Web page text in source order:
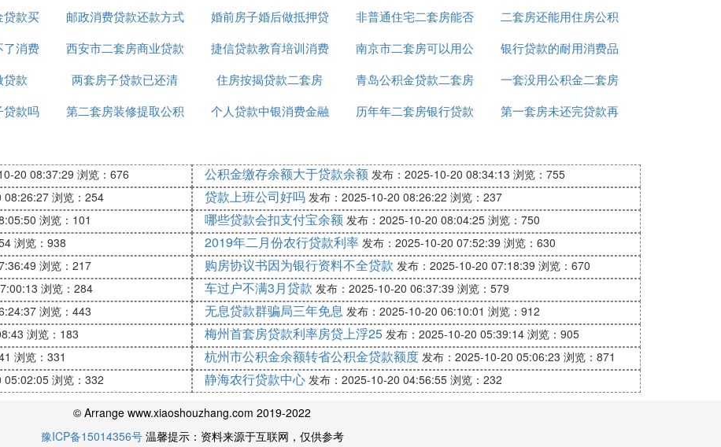
押权人;
银行执管;
齐全，具有较大的升值潜力。
金余额。
的评估价相比较，取两者中的低者。以住房抵押的二次贷款抵押率最高不超过70%;以商业用房抵押
确定，用于个人消费类贷款最长不超过5年，用于个人经营类贷款最长不超过3年，并且贷款到期日不
。外币贷款执行中国银行规定的同档次外汇贷款利率。贷款期限在一年以内的，遇法定利率调整，
遇法定利率调整，于次年1月1日开始执行新的利率。
首付
贷款
贷款买
邮政消费贷款还款方式
婚前房子婚后做抵押贷
款
非普通住宅二套房能否
公积金贷款
二套房还能用住房公积
金贷款
了消费
西安市二套房商业贷款
政策
捷信贷款教育培训消费
凭证怎么弄
南京市二套房可以用公
积金贷款吗
银行贷款的耐用消费品
贷款 两套房子贷款已还清 住房按揭贷款二套房
青岛公积金贷款二套房
首付多少
一套没用公积金二套房
公积金贷款
贷款吗
第二套房装修提取公积
个人贷款中银消费金融
历年年二套房银行贷款
第一套房未还完贷款再
20 08:37:29 浏览：676 公积金缴存余额大于贷款余额 发布：2025-10-20 08:34:13 浏览：755
08:26:27 浏览：254 贷款上班公司好吗 发布：2025-10-20 08:26:22 浏览：237
浏览：101 哪些贷款会扣支付宝余额 发布：2025-10-20 08:04:25 浏览：750
浏览：938 2019年二月份农行贷款利率 发布：2025-10-20 07:52:39 浏览：630
浏览：217 购房协议书因为银行资料不全贷款 发布：2025-10-20 07:18:39 浏览：670
浏览：284 车过户不满3月贷款 发布：2025-10-20 06:37:39 浏览：579
浏览：443 无息贷款群骗局三年免息 发布：2025-10-20 06:10:01 浏览：912
浏览：183 梅州首套房贷款利率房贷上浮25 发布：2025-10-20 05:39:14 浏览：905
浏览：331 杭州市公积金余额转省公积金贷款额度 发布：2025-10-20 05:06:23 浏览：871
05:02:05 浏览：332 静海农行贷款中心 发布：2025-10-20 04:56:55 浏览：232
© Arrange www.xiaoshouzhang.com 2019-2022
豫ICP备15014356号温馨提示：资料来源于互联网，仅供参考